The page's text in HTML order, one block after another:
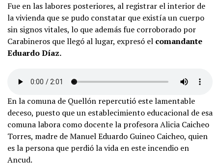
Fue en las labores posteriores, al registrar el interior de
la vivienda que se pudo constatar que existía un cuerpo
sin signos vitales, lo que además fue corroborado por
Carabineros que llegó al lugar, expresó el comandante
Eduardo Díaz.
En la comuna de Quellón repercutió este lamentable
deceso, puesto que un establecimiento educacional de esa
comuna labora como docente la profesora Alicia Caicheo
Torres, madre de Manuel Eduardo Guineo Caicheo, quien
es la persona que perdió la vida en este incendio en
Ancud.